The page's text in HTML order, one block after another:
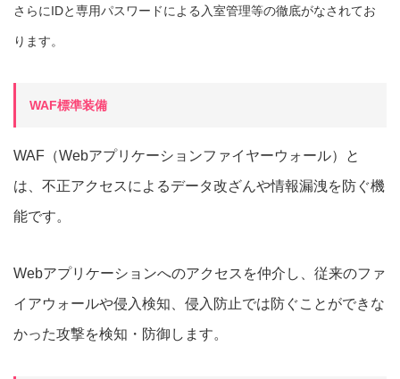
さらにIDと専用パスワードによる入室管理等の徹底がなされてお
ります。
WAF標準装備
WAF（Webアプリケーションファイヤーウォール）と
は、不正アクセスによるデータ改ざんや情報漏洩を防ぐ機
能です。
Webアプリケーションへのアクセスを仲介し、従来のファ
イアウォールや侵入検知、侵入防止では防ぐことができな
かった攻撃を検知・防御します。